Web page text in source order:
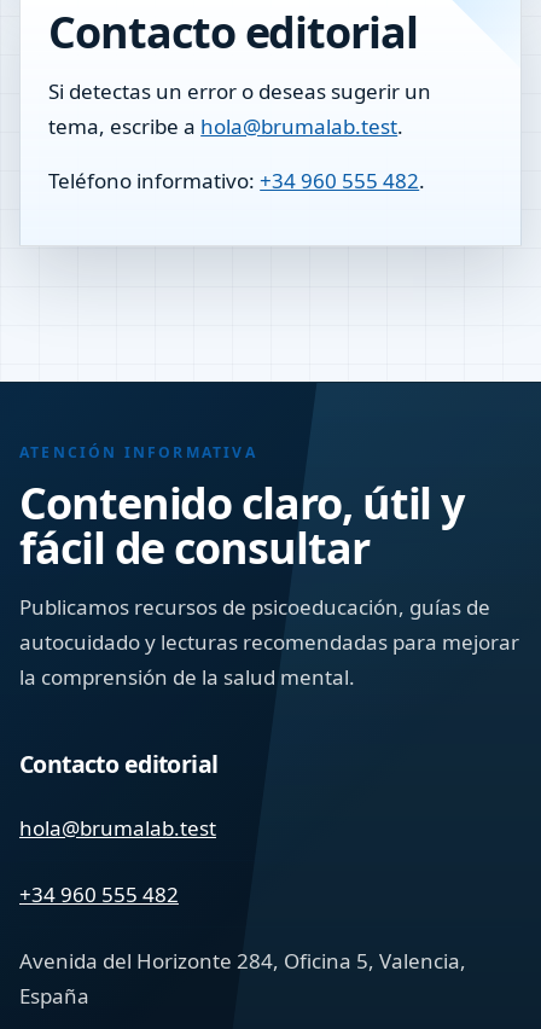
Contacto editorial
Si detectas un error o deseas sugerir un
tema, escribe a hola@brumalab.test.
Teléfono informativo:+34 960 555 482.
ATENCIÓN INFORMATIVA
Contenido claro, útil y
fácil de consultar
Publicamos recursos de psicoeducación, guías de
autocuidado y lecturas recomendadas para mejorar
la comprensión de la salud mental.
Contacto editorial
hola@brumalab.test
+34 960 555 482
Avenida del Horizonte 284, Oficina 5, Valencia,
España